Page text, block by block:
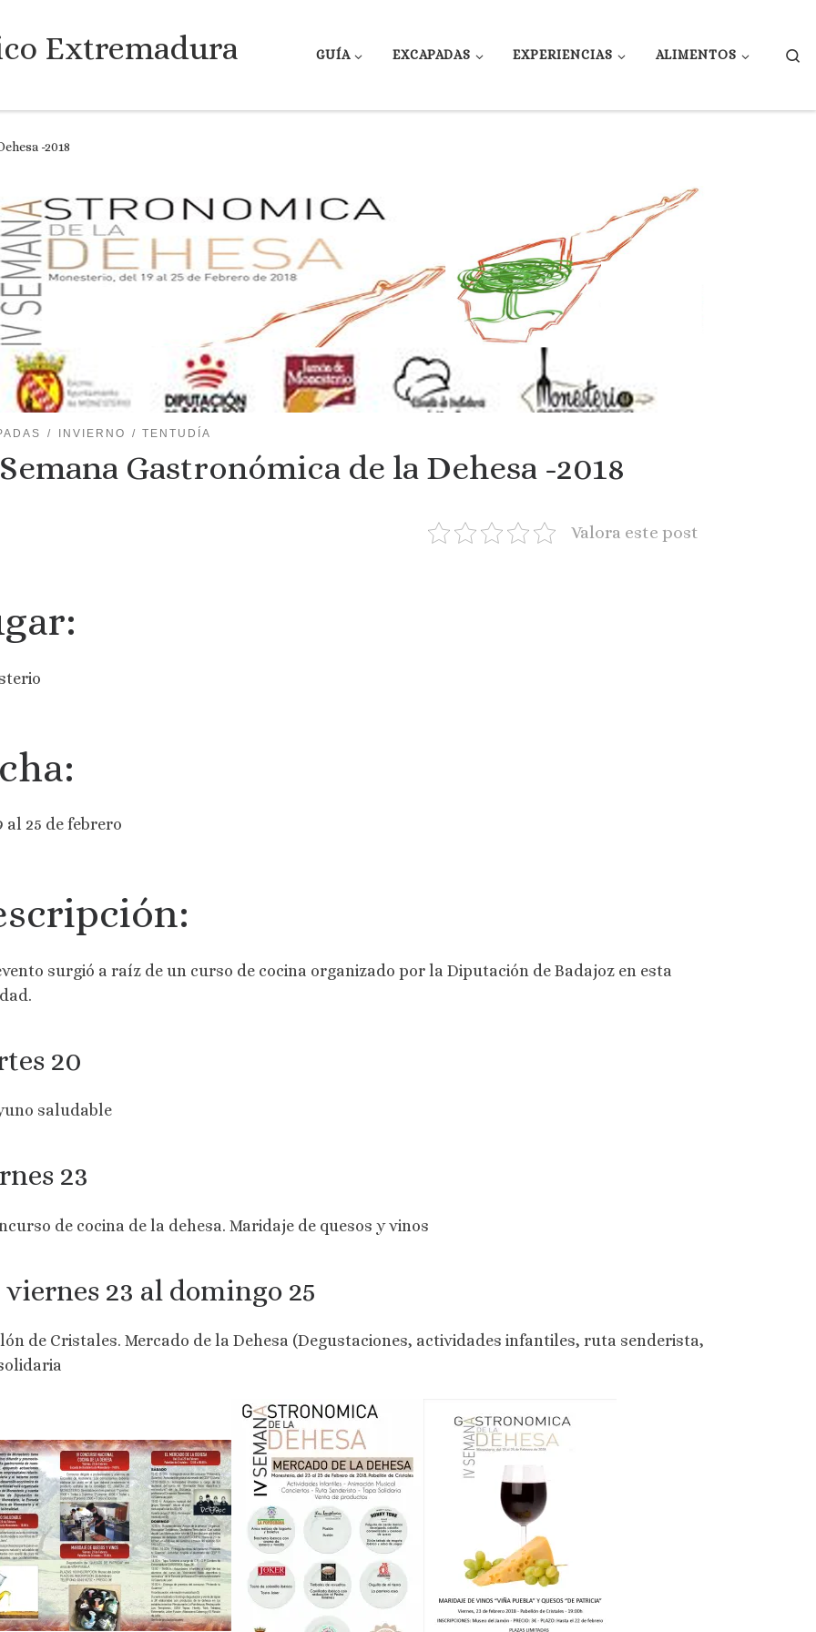
Extremadura GUÍA EXCAPADAS EXPERIENCIAS ALIMENTOS
-2018
INVIERNO TENTUDÍA
Gastronómica de la Dehesa -2018
Valora este post
al 25 de febrero
surgió a raíz de un curso de cocina organizado por la Diputación de Badajoz en esta
20
saludable
23
de cocina de la dehesa. Maridaje de quesos y vinos
viernes 23 al domingo 25
de Cristales. Mercado de la Dehesa (Degustaciones, actividades infantiles, ruta senderista,